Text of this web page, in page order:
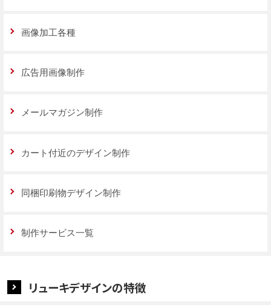
画像加工各種
広告用画像制作
メールマガジン制作
カート付近のデザイン制作
同梱印刷物デザイン制作
制作サービス一覧
リューキデザインの特徴